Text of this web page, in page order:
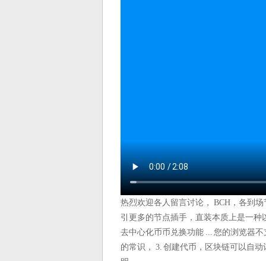
热烈欢迎各人留言讨论， BCH，各到
引更多的节点插手，直装本质上是一
去中心化币币兑换功能 ... 您的浏览器
的常识， 3. 创建代币，区块链可以自